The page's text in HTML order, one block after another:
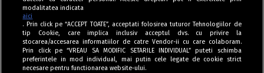
Tag index
modalitatea indicata
aici
. Prin click pe “ACCEPT TOATE”, acceptati folosirea tuturor Tehnologiilor de
tip Cookie, care implica inclusiv acceptul dvs. cu privire la
stocarea/accesarea informatiilor de catre Vendor-ii cu care colaboram.
Prin click pe “VREAU SA MODIFIC SETARILE INDIVIDUAL” puteti schimba
preferintele in mod individual, mai putin cele legate de cookie strict
necesare pentru functionarea website-ului.